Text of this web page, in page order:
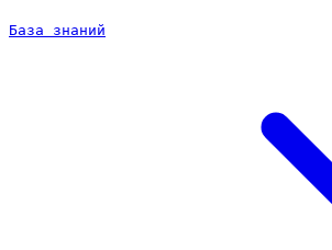
База знаний